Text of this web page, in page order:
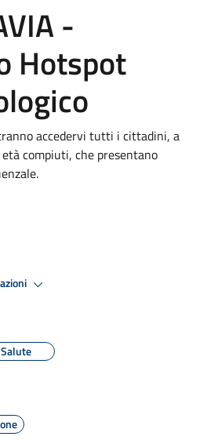
-
Hotspot
accedervi tutti i cittadini, a
compiuti, che presentano
Salute